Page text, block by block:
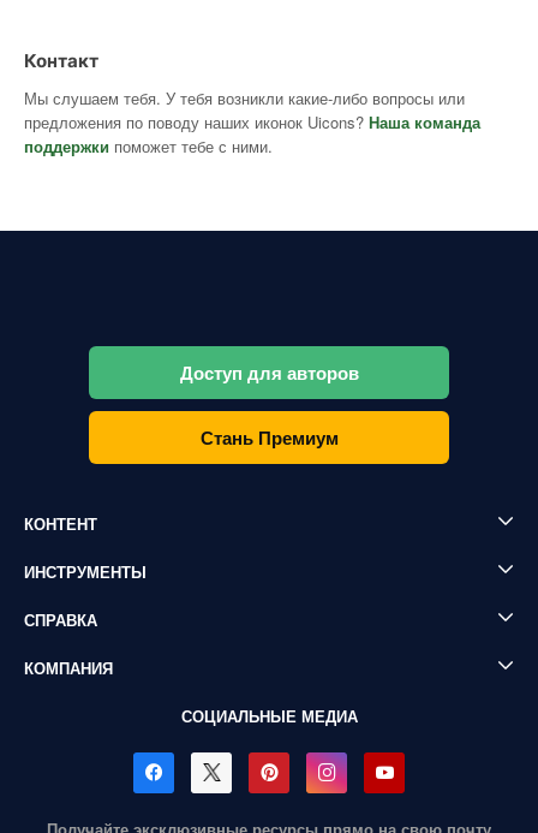
Контакт
Мы слушаем тебя. У тебя возникли какие-либо вопросы или
предложения по поводу наших иконок Uicons? Наша команда
поддержки поможет тебе с ними.
Доступ для авторов
Стань Премиум
КОНТЕНТ
ИНСТРУМЕНТЫ
СПРАВКА
КОМПАНИЯ
СОЦИАЛЬНЫЕ МЕДИА